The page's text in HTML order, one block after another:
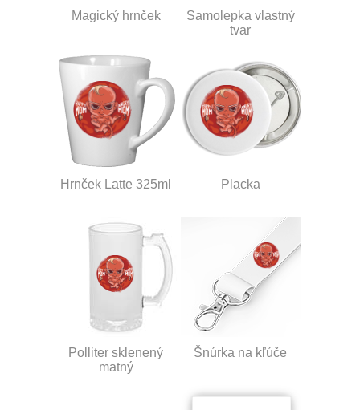
Magický hrnček
Samolepka vlastný
tvar
Hrnček Latte 325ml Placka
Polliter sklenený
matný
Šnúrka na kľúče